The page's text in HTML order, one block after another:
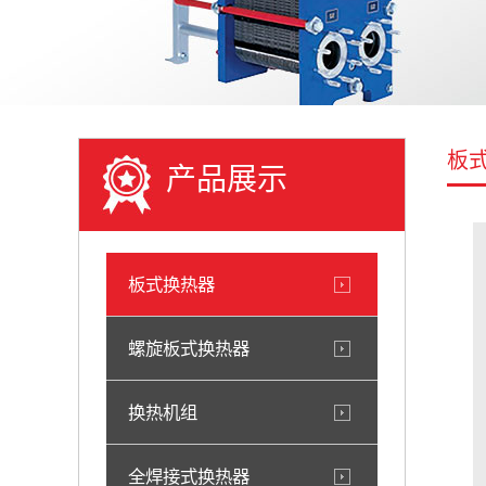
产品展示
板式换热器
螺旋板式换热器
换热机组
全焊接式换热器
板